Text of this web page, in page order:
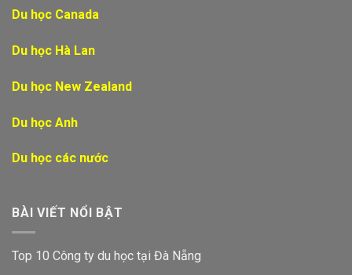
Du học Canada
Du học Hà Lan
Du học New Zealand
Du học Anh
Du học các nước
BÀI VIẾT NỔI BẬT
Top 10 Công ty du học tại Đà Nẵng